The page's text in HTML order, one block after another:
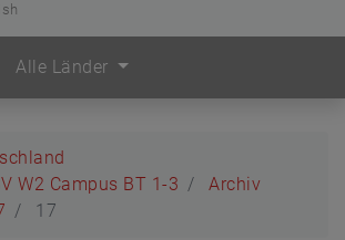
Alle Länder
W2 Campus BT 1-3
Archiv
17